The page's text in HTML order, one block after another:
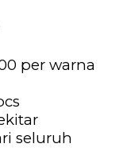
per warna
seluruh